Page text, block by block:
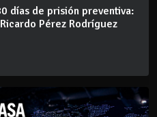
días de prisión preventiva:
Pérez Rodríguez